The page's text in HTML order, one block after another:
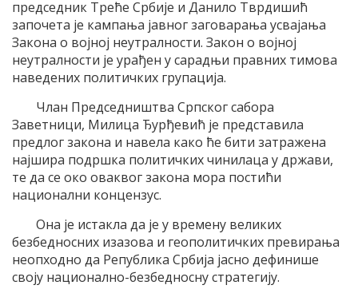
председник Треће Србије и Данило Тврдишић
започета је кампања јавног заговарања усвајања
Закона о војној неутралности. Закон о војној
неутралности је урађен у сарадњи правних тимова
наведених политичких групација.
Члан Председништва Српског сабора
Заветници, Милица Ђурђевић је представила
предлог закона и навела како ће бити затражена
најшира подршка политичких чинилаца у држави,
те да се око оваквог закона мора постићи
национални концензус.
Она је истакла да је у времену великих
безбедносних изазова и геополитичких превирања
неопходно да Република Србија јасно дефинише
своју национално-безбедносну стратегију.